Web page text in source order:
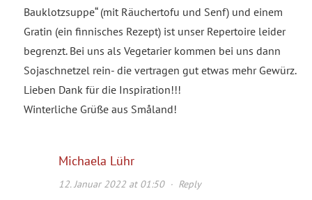
Bauklotzsuppe“ (mit Räuchertofu und Senf) und einem
Gratin (ein finnisches Rezept) ist unser Repertoire leider
begrenzt. Bei uns als Vegetarier kommen bei uns dann
Sojaschnetzel rein- die vertragen gut etwas mehr Gewürz.
Lieben Dank für die Inspiration!!!
Winterliche Grüße aus Småland!
Michaela Lühr
12. Januar 2022 at 01:50· Reply